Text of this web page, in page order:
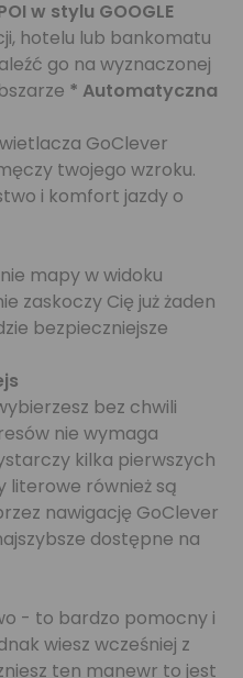
w stylu GOOGLE
hotelu lub bankomatu
go na wyznaczonej
* Automatyczna
GoClever
twojego wzroku.
i komfort jazdy o
mapy w widoku
zaskoczy Cię już żaden
bezpieczniejsze
bez chwili
nie wymaga
kilka pierwszych
literowe również są
nawigację GoClever
dostępne na
- to bardzo pomocny i
wiesz wcześniej z
ten manewr to jest